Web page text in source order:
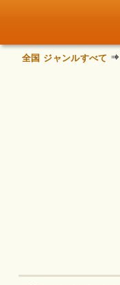
全国 ジャンルすべて